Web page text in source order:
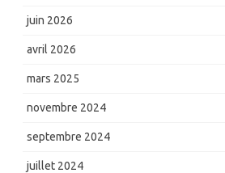
juin 2026
avril 2026
mars 2025
novembre 2024
septembre 2024
juillet 2024